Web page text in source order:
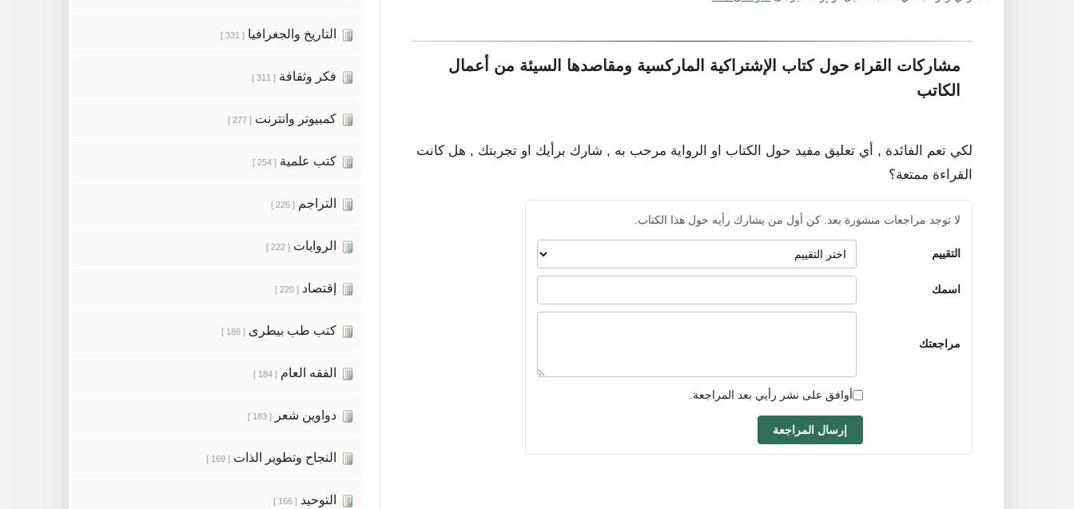
مشاركات القراء حول كتاب الإشتراكية الماركسية ومقاصدها السيئة من أعمال
الكاتب
لكي تعم الفائدة , أي تعليق مفيد حول الكتاب او الرواية مرحب به , شارك برأيك او تجربتك , هل كانت
القراءة ممتعة؟
لا توجد مراجعات منشورة بعد. كن أول من يشارك رأيه حول هذا الكتاب.
التقييم
اسمك
مراجعتك
أوافق على نشر رأيي بعد المراجعة.
إرسال المراجعة
التاريخ والجغرافيا [ 331 ]
فكر وثقافة [ 311 ]
كمبيوتر وانترنت [ 277 ]
كتب علمية [ 254 ]
التراجم [ 226 ]
الروايات [ 222 ]
إقتصاد [ 220 ]
كتب طب بيطرى [ 186 ]
الفقه العام [ 184 ]
دواوين شعر [ 183 ]
النجاح وتطوير الذات [ 169 ]
التوحيد [ 166 ]